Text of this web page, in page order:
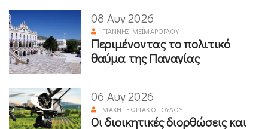
08 Αυγ 2026
ΓΙΆΝΝΗΣ ΜΕΪΜΆΡΟΓΛΟΥ
Περιμένοντας το πολιτικό
θαύμα της Παναγίας
06 Αυγ 2026
ΜΆΧΗ ΓΕΩΡΓΑΚΟΠΟΎΛΟΥ
Οι διοικητικές διορθώσεις και